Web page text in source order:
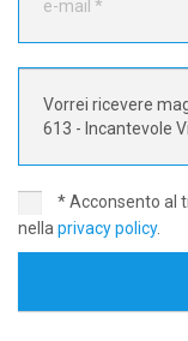
* Acconsento al
nella privacy policy.